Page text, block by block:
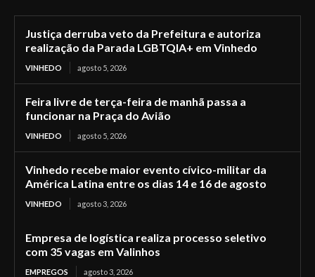
Justiça derruba veto da Prefeitura e autoriza
realização da Parada LGBTQIA+ em Vinhedo
VINHEDO agosto 5, 2026
Feira livre de terça-feira de manhã passa a
funcionar na Praça do Avião
VINHEDO agosto 5, 2026
Vinhedo recebe maior evento cívico-militar da
América Latina entre os dias 14 e 16 de agosto
VINHEDO agosto 3, 2026
Empresa de logística realiza processo seletivo
com 35 vagas em Valinhos
EMPREGOS agosto 3, 2026